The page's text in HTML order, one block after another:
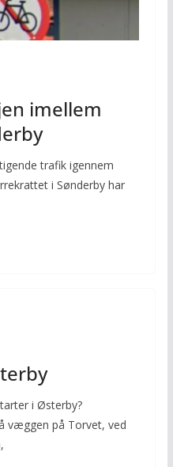
imellem
trafik igennem
i Sønderby har
i Østerby?
væggen på Torvet, ved